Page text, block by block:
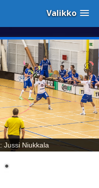
Valikko
Jussi Niukkala